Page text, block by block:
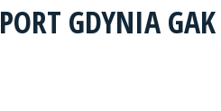
PORT GDYNIA GAK